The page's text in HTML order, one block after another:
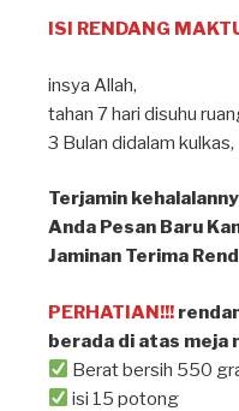
ISI RENDANG
insya Allah⁣,
tahan 7 hari disuhu
3 Bulan didalam kulkas, ⁣
Terjamin
Anda Pesan Baru
Jaminan Terima
PERHATIAN!!!
berada di atas meja
Berat bersih 550
isi 15 potong